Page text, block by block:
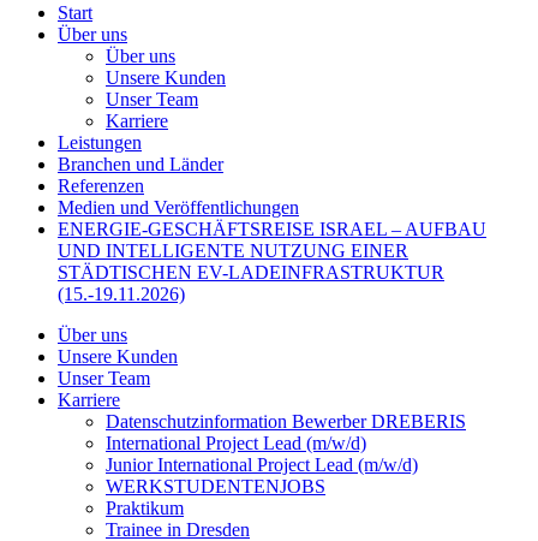
Start
Über uns
Über uns
Unsere Kunden
Unser Team
Karriere
Leistungen
Branchen und Länder
Referenzen
Medien und Veröffentlichungen
ENERGIE-GESCHÄFTSREISE ISRAEL – AUFBAU
UND INTELLIGENTE NUTZUNG EINER
STÄDTISCHEN EV-LADEINFRASTRUKTUR
(15.-19.11.2026)
Über uns
Unsere Kunden
Unser Team
Karriere
Datenschutzinformation Bewerber DREBERIS
International Project Lead (m/w/d)
Junior International Project Lead (m/w/d)
WERKSTUDENTENJOBS
Praktikum
Trainee in Dresden